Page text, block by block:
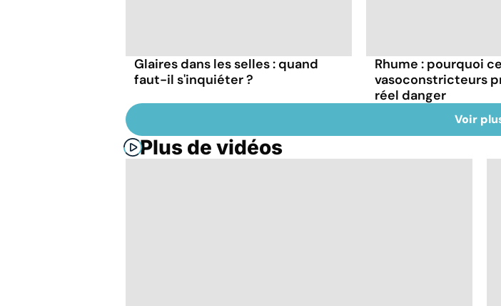
Glaires dans les selles : quand
faut-il s'inquiéter ?
Rhume : pourquoi
vasoconstricteurs
réel danger
Voir
Plus de vidéos